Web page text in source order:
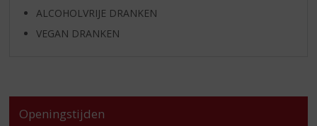
ALCOHOLVRIJE DRANKEN
VEGAN DRANKEN
Openingstijden